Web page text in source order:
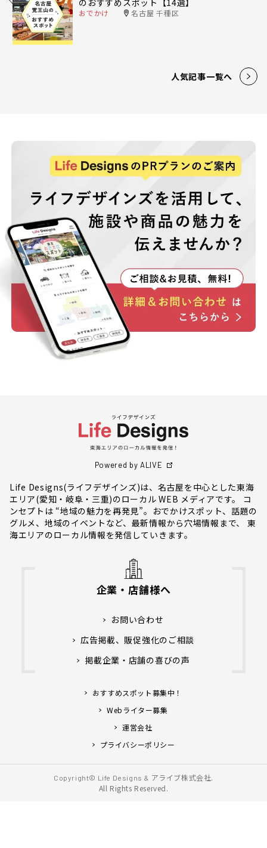
おでかけ 名古屋 千種区
人気記事一覧へ
Powered by ALIVE
Life Designs(ライフデザインズ)は、名古屋を中心とした東海
エリア(愛知・岐阜・三重)のローカル WEB メディアです。 コ
ンセプトは “地域の魅力を再発見”。おでかけスポット、話題の
グルメ、地域のイベントなど、最新情報から穴場情報まで、 東
海エリアのローカル情報を発信していきます。
企業・店舗様へ
お問い合わせ
広告掲載、販促強化のご相談
掲載企業・店舗の喜びの声
おすすめスポット募集中！
Webライター募集
運営会社
プライバシーポリシー
Copyright© Life Designs & アライブ株式会社.
All Rights Reserved.